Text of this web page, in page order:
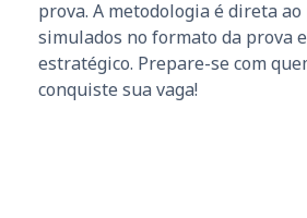
prova. A metodologia é direta ao
simulados no formato da prova
estratégico. Prepare-se com
conquiste sua vaga!